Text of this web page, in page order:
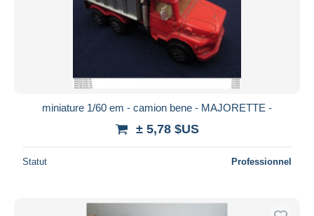
miniature 1/60 em - camion bene - MAJORETTE -
± 5,78 $US
Statut Professionnel